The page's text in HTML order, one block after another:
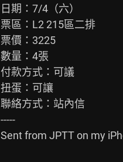
日期：7/4（六）
票區：L2 215區二排
票價：3225
數量：4張
付款方式：可議
扭蛋：可讓
聯絡方式：站內信
-----
Sent from JPTT on my